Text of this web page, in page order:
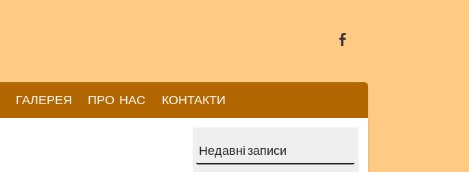
ГАЛЕРЕЯ ПРО НАС КОНТАКТИ
Недавні записи